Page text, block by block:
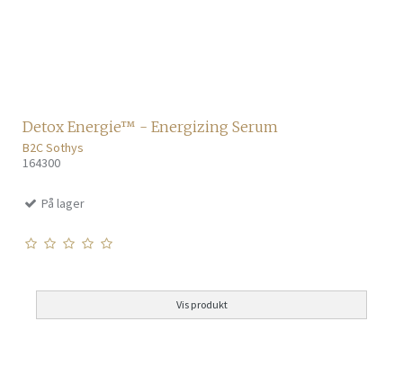
Detox Energie™ - Energizing Serum
B2C Sothys
164300
På lager
Vis produkt